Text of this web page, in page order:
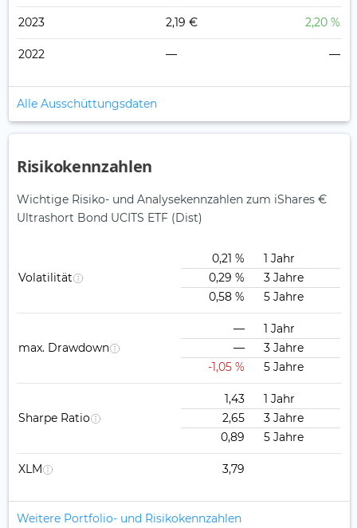
2023 2,19 € 2,20 %
2022 — —
Alle Ausschüttungsdaten
Risikokennzahlen
Wichtige Risiko- und Analysekennzahlen zum iShares €
Ultrashort Bond UCITS ETF (Dist)
Volatilität
0,21 %
1 Jahr
0,29 %
3 Jahre
0,58 %
5 Jahre
max. Drawdown
—
1 Jahr
—
3 Jahre
-1,05 %
5 Jahre
Sharpe Ratio
1,43
1 Jahr
2,65
3 Jahre
0,89
5 Jahre
XLM 3,79
Weitere Portfolio- und Risikokennzahlen